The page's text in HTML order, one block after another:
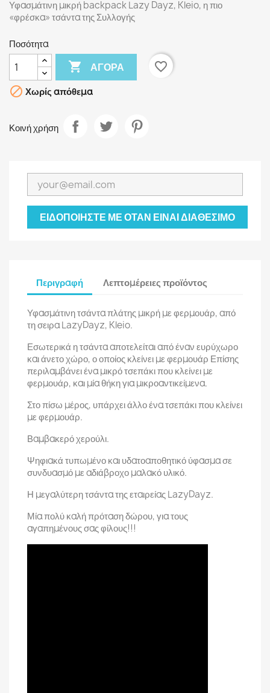
Υφασμάτινη μικρή backpack Lazy Dayz, Kleio, η πιο
«φρέσκα» τσάντα της Συλλογής
Ποσότητα
 ΑΓΟΡΆ
favorite_border
 Χωρίς απόθεμα
Κοινή χρήση
ΕΙΔΟΠΟΙΉΣΤΕ ΜΕ ΌΤΑΝ ΕΊΝΑΙ ΔΙΑΘΈΣΙΜΟ
Περιγραφή Λεπτομέρειες προϊόντος
Υφασμάτινη τσάντα πλάτης μικρή με φερμουάρ, από
τη σειρα LazyDayz, Kleio.
Εσωτερικά η τσάντα αποτελείται από έναν ευρύχωρο
και άνετο χώρο, ο οποίος κλείνει με φερμουάρ Επίσης
περιλαμβάνει ένα μικρό τσεπάκι που κλείνει με
φερμουάρ, και μία θήκη για μικροαντικείμενα.
Στο πίσω μέρος, υπάρχει άλλο ένα τσεπάκι που κλείνει
με φερμουάρ.
Βαμβακερό χερούλι.
Ψηφιακά τυπωμένο και υδατοαποθητικό ύφασμα σε
συνδυασμό με αδιάβροχο μαλακό υλικό.
Η μεγαλύτερη τσάντα της εταιρείας LazyDayz.
Μία πολύ καλή πρόταση δώρου, για τους
αγαπημένους σας φίλους!!!